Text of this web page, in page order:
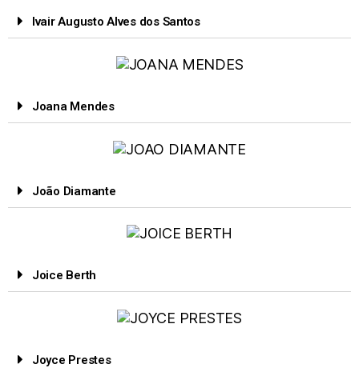
Ivair Augusto Alves dos Santos
Joana Mendes
João Diamante
Joice Berth
Joyce Prestes